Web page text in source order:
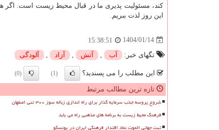
کند، مسئولیت پذیری ما در قبال محیط زیست است. اگر
این روز لذت ببریم.
1404/01/14
15:38:51
تگهای خبر:
آب آتش آزاد آلودگی
این مطلب را می پسندید؟ (1)
(0)
تازه ترین مطالب مرتبط
شروع پروسه جذب سرمایه گذار برای راه اندازی زباله سوز ۳۰۰ تنی اصفهان
فرهنگ محیط زیست به برنامه های مذهبی راه می یابد
ثبت جهانی الموت نماد اقتدار فرهنگی ایران در یونسکو